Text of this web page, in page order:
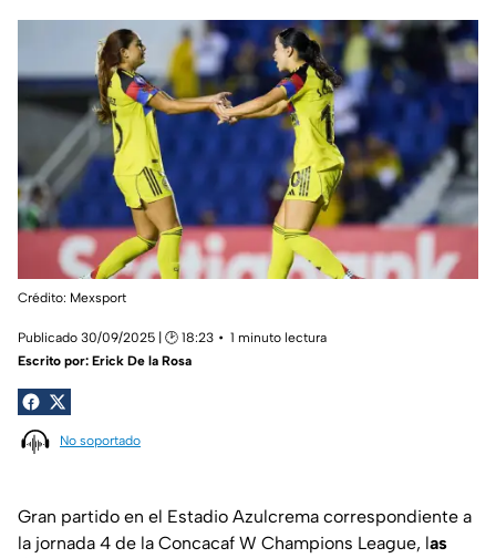
Crédito: Mexsport
Publicado 30/09/2025 | 🕑 18:23
1 minuto lectura
Escrito por: Erick De la Rosa
No soportado
Gran partido en el Estadio Azulcrema correspondiente a
la jornada 4 de la Concacaf W Champions League, las